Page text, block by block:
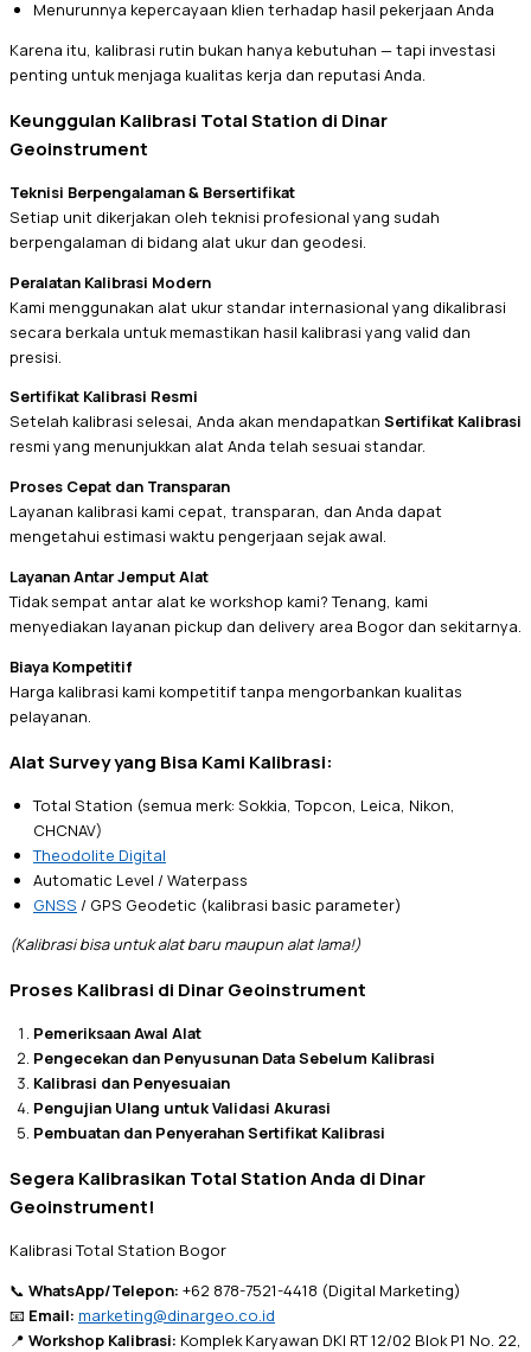
Menurunnya kepercayaan klien terhadap hasil pekerjaan Anda
Karena itu, kalibrasi rutin bukan hanya kebutuhan — tapi investasi
penting untuk menjaga kualitas kerja dan reputasi Anda.
Keunggulan Kalibrasi Total Station di Dinar
Geoinstrument
Teknisi Berpengalaman & Bersertifikat
Setiap unit dikerjakan oleh teknisi profesional yang sudah
berpengalaman di bidang alat ukur dan geodesi.
Peralatan Kalibrasi Modern
Kami menggunakan alat ukur standar internasional yang dikalibrasi
secara berkala untuk memastikan hasil kalibrasi yang valid dan
presisi.
Sertifikat Kalibrasi Resmi
Setelah kalibrasi selesai, Anda akan mendapatkan Sertifikat Kalibrasi
resmi yang menunjukkan alat Anda telah sesuai standar.
Proses Cepat dan Transparan
Layanan kalibrasi kami cepat, transparan, dan Anda dapat
mengetahui estimasi waktu pengerjaan sejak awal.
Layanan Antar Jemput Alat
Tidak sempat antar alat ke workshop kami? Tenang, kami
menyediakan layanan pickup dan delivery area Bogor dan sekitarnya.
Biaya Kompetitif
Harga kalibrasi kami kompetitif tanpa mengorbankan kualitas
pelayanan.
Alat Survey yang Bisa Kami Kalibrasi:
Total Station (semua merk: Sokkia, Topcon, Leica, Nikon,
CHCNAV)
Theodolite Digital
Automatic Level / Waterpass
GNSS / GPS Geodetic (kalibrasi basic parameter)
(Kalibrasi bisa untuk alat baru maupun alat lama!)
Proses Kalibrasi di Dinar Geoinstrument
Pemeriksaan Awal Alat
Pengecekan dan Penyusunan Data Sebelum Kalibrasi
Kalibrasi dan Penyesuaian
Pengujian Ulang untuk Validasi Akurasi
Pembuatan dan Penyerahan Sertifikat Kalibrasi
Segera Kalibrasikan Total Station Anda di Dinar
Geoinstrument!
Kalibrasi Total Station Bogor
📞 WhatsApp/Telepon: +62 878-7521-4418 (Digital Marketing)
📧 Email: marketing@dinargeo.co.id
📍 Workshop Kalibrasi: Komplek Karyawan DKI RT 12/02 Blok P1 No. 22,